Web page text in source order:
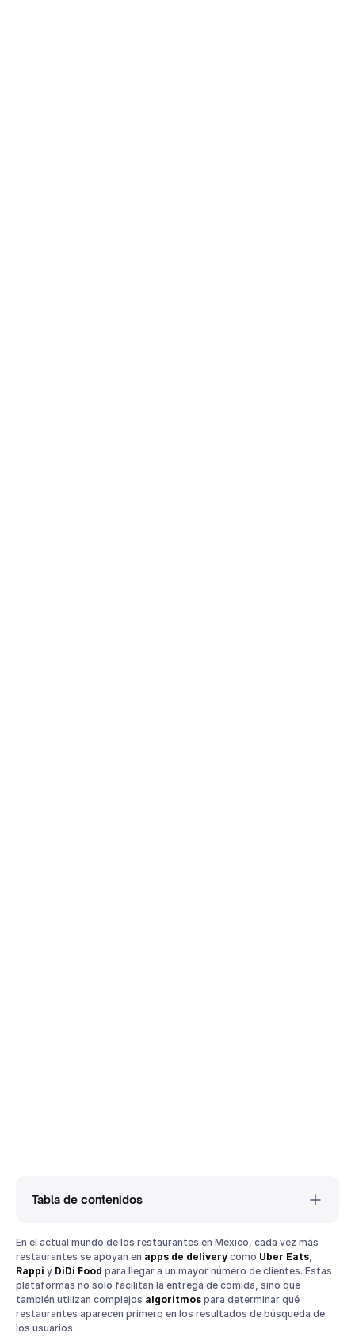
Tabla de contenidos
¿Qué es un Algoritmo de Delivery?
Factores que Influyen en el Algoritmo
Pedidos Anteriores
Preferencias del Usuario
Restaurantes Relevantes
En el actual mundo de los restaurantes en México, cada vez más
restaurantes se apoyan en apps de delivery como Uber Eats,
Rappi y DiDi Food para llegar a un mayor número de clientes. Estas
plataformas no solo facilitan la entrega de comida, sino que
también utilizan complejos algoritmos para determinar qué
restaurantes aparecen primero en los resultados de búsqueda de
los usuarios.